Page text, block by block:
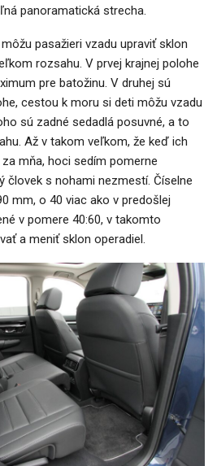
panoramatická strecha.
pasažieri vzadu upraviť sklon
rozsahu. V prvej krajnej polohe
pre batožinu. V druhej sú
cestou k moru si deti môžu vzadu
sú zadné sedadlá posuvné, a to
Až v takom veľkom, že keď ich
mňa, hoci sedím pomerne
človek s nohami nezmestí. Číselne
mm, o 40 viac ako v predošlej
v pomere 40:60, v takomto
a meniť sklon operadiel.